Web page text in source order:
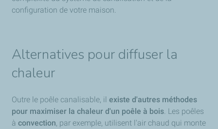
configuration de votre maison.
Alternatives pour diffuser la
chaleur
Outre le poêle canalisable, il existe d'autres méthodes
pour maximiser la chaleur d'un poêle à bois . Les poêles
à convection, par exemple, utilisent l'air chaud qui monte